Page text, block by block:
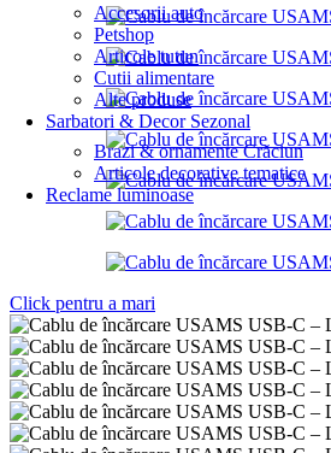
Accesorii auto
Petshop
Articole tutun
Cutii alimentare
Alte produse
Sarbatori & Decor Sezonal
Brazi & ornamente Crăciun
Articole decorative tematice
Reclame luminoase
Click pentru a mari